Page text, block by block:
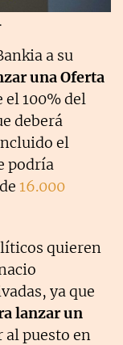
a su
una Oferta
el 100% del
deberá
el
podría
16.000
quieren
ya que
lanzar un
puesto en